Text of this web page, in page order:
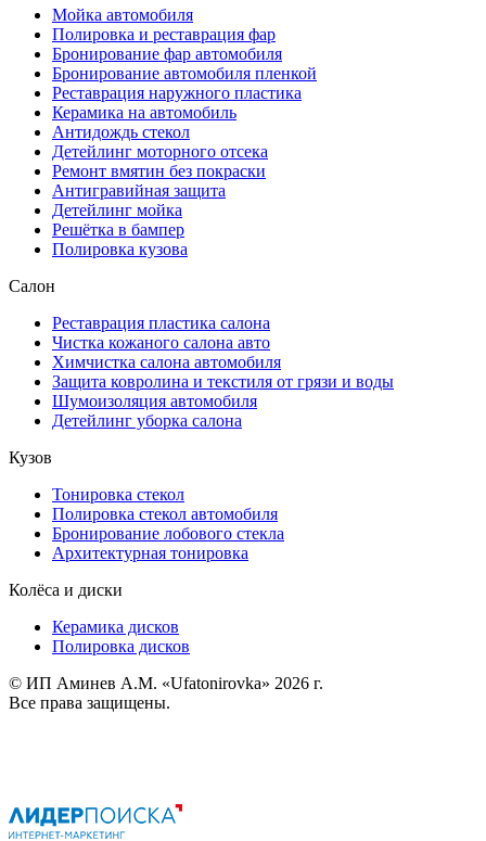
Мойка автомобиля
Полировка и реставрация фар
Бронирование фар автомобиля
Бронирование автомобиля пленкой
Реставрация наружного пластика
Керамика на автомобиль
Антидождь стекол
Детейлинг моторного отсека
Ремонт вмятин без покраски
Антигравийная защита
Детейлинг мойка
Решётка в бампер
Полировка кузова
Салон
Реставрация пластика салона
Чистка кожаного салона авто
Химчистка салона автомобиля
Защита ковролина и текстиля от грязи и воды
Шумоизоляция автомобиля
Детейлинг уборка салона
Кузов
Тонировка стекол
Полировка стекол автомобиля
Бронирование лобового стекла
Архитектурная тонировка
Колёса и диски
Керамика дисков
Полировка дисков
© ИП Аминев А.М. «Ufatonirovka» 2026 г.
Все права защищены.